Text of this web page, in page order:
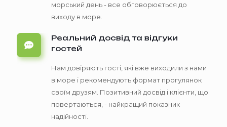
морський день - все обговорюється до
виходу в море.
Реальний досвід та відгуки
гостей
Нам довіряють гості, які вже виходили з нами
в море і рекомендують формат прогулянок
своїм друзям. Позитивний досвід і клієнти, що
повертаються, - найкращий показник
надійності.